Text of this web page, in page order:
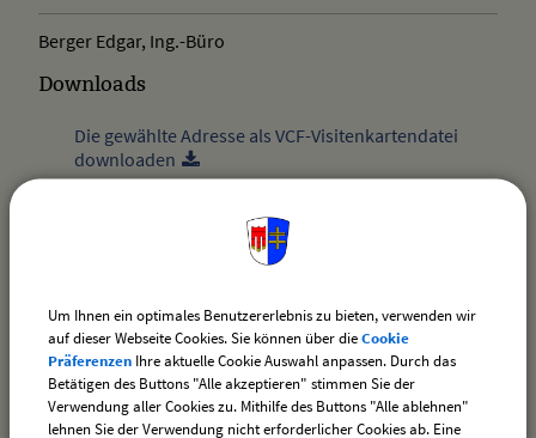
Berger Edgar, Ing.-Büro
Downloads
Die gewählte Adresse als VCF-Visitenkartendatei
downloaden
Um Ihnen ein optimales Benutzererlebnis zu bieten, verwenden wir
auf dieser Webseite Cookies. Sie können über dieCookie
Präferenzen Ihre aktuelle Cookie Auswahl anpassen. Durch das
Betätigen des Buttons "Alle akzeptieren" stimmen Sie der
Verwendung aller Cookies zu. Mithilfe des Buttons "Alle ablehnen"
lehnen Sie der Verwendung nicht erforderlicher Cookies ab. Eine